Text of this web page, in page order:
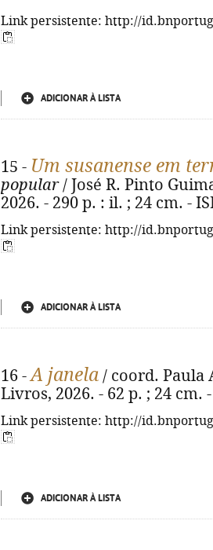
Link persistente: http://
ADICIONAR À LISTA
15 - Um susanense em
popular/ José R. Pinto
2026. - 290 p. : il. ; 24 cm. -
Link persistente: http://
ADICIONAR À LISTA
16 -A janela / coord. Paula
Livros, 2026. - 62 p. ; 24 cm.
Link persistente: http://
ADICIONAR À LISTA